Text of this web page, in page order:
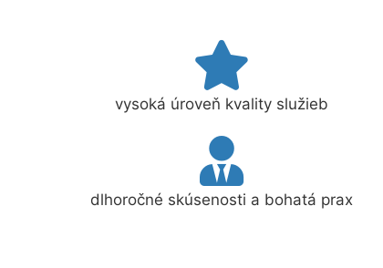
vysoká úroveň kvality služieb
dlhoročné skúsenosti a bohatá prax